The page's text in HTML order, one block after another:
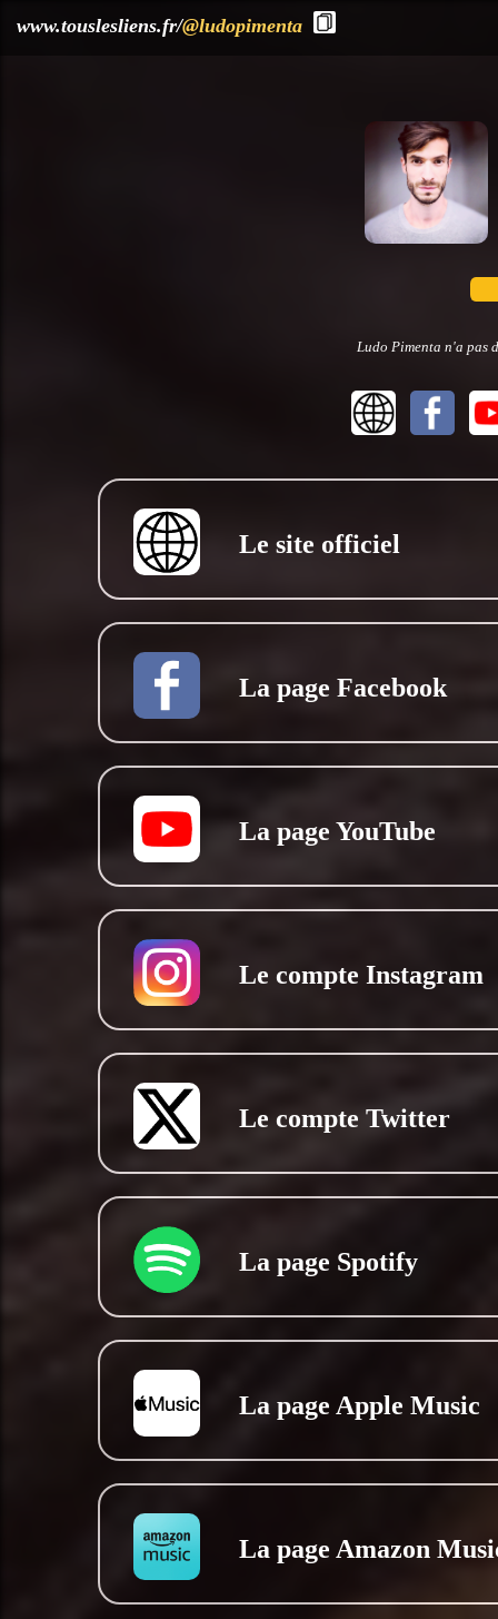
www.touslesliens.fr/@ludopimenta
Ludo Pimenta n'a pas
Le site officiel
La page Facebook
La page YouTube
Le compte Instagram
Le compte Twitter
La page Spotify
La page Apple Music
La page Amazon